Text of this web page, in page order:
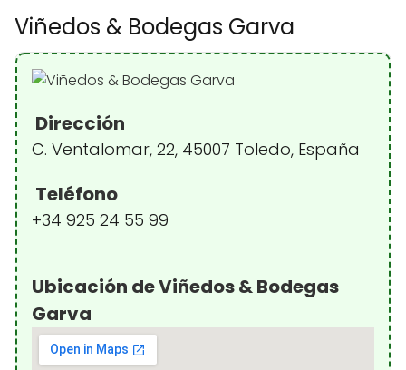
Viñedos & Bodegas Garva
Dirección
C. Ventalomar, 22, 45007 Toledo, España
Teléfono
+34 925 24 55 99
Ubicación de Viñedos & Bodegas
Garva